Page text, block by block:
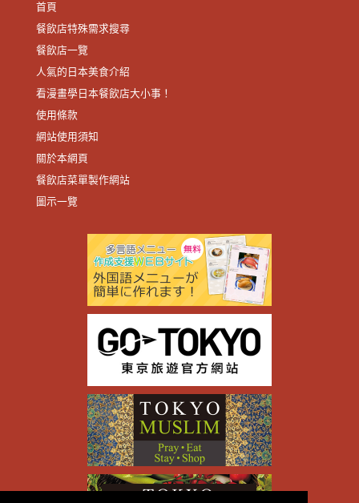
首頁
餐飲店特殊需求搜尋
餐飲店一覽
人氣的日本美食介紹
看漫畫學日本餐飲店大小事！
使用條款
網站使用須知
關於本網頁
餐飲店菜單製作網站
圖示一覽